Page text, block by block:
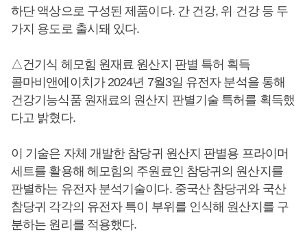
하단 액상으로 구성된 제품이다. 간 건강, 위 건강 등 두
가지 용도로 출시돼 있다.
△건기식 헤모힘 원재료 원산지 판별 특허 획득
콜마비앤에이치가 2024년 7월3일 유전자 분석을 통해
건강기능식품 원재료의 원산지 판별기술 특허를 획득했
다고 밝혔다.
이 기술은 자체 개발한 참당귀 원산지 판별용 프라이머
세트를 활용해 헤모힘의 주원료인 참당귀의 원산지를
판별하는 유전자 분석기술이다. 중국산 참당귀와 국산
참당귀 각각의 유전자 특이 부위를 인식해 원산지를 구
분하는 원리를 적용했다.